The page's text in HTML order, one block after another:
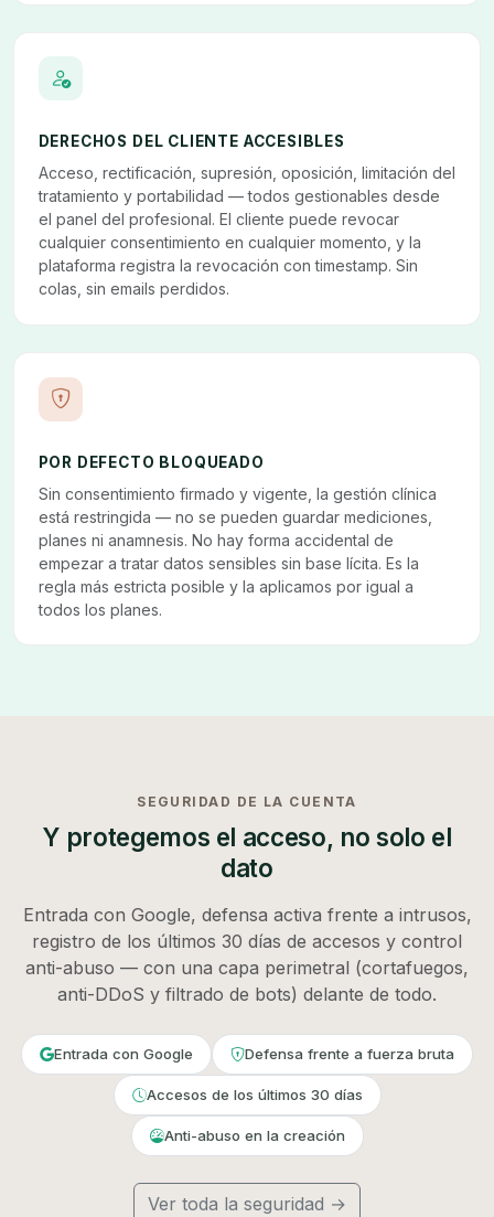
DERECHOS DEL CLIENTE ACCESIBLES
Acceso, rectificación, supresión, oposición, limitación del
tratamiento y portabilidad — todos gestionables desde
el panel del profesional. El cliente puede revocar
cualquier consentimiento en cualquier momento, y la
plataforma registra la revocación con timestamp. Sin
colas, sin emails perdidos.
POR DEFECTO BLOQUEADO
Sin consentimiento firmado y vigente, la gestión clínica
está restringida — no se pueden guardar mediciones,
planes ni anamnesis. No hay forma accidental de
empezar a tratar datos sensibles sin base lícita. Es la
regla más estricta posible y la aplicamos por igual a
todos los planes.
SEGURIDAD DE LA CUENTA
Y protegemos el acceso, no solo el
dato
Entrada con Google, defensa activa frente a intrusos,
registro de los últimos 30 días de accesos y control
anti-abuso — con una capa perimetral (cortafuegos,
anti-DDoS y filtrado de bots) delante de todo.
Entrada con Google Defensa frente a fuerza bruta
Accesos de los últimos 30 días
Anti-abuso en la creación
Ver toda la seguridad →